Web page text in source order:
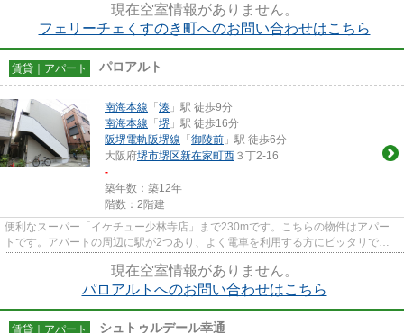
現在空室情報がありません。
フェリーチェくすのき町へのお問い合わせはこちら
賃貸｜アパート パロアルト
南海本線 「 湊 」駅 徒歩9分
南海本線 「 堺 」駅 徒歩16分
阪堺電軌阪堺線 「 御陵前 」駅 徒歩6分
大阪府堺市堺区新在家町西 ３丁2-16
-
築年数：築12年
階数：2階建
便利なスーパー「イケチュー少林寺店」まで230mです。こちらの物件はアパー
トです。アパートの周辺に駅が2つあり、よく電車を利用する方にピッタリで
現在空室情報がありません。
パロアルトへのお問い合わせはこちら
賃貸｜アパート シュトゥルデール幸通